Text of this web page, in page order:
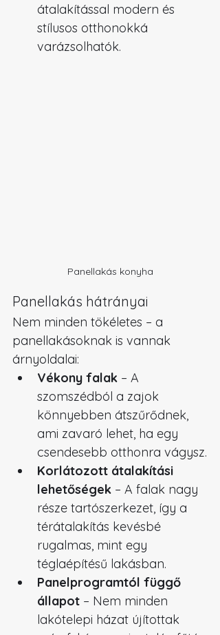
átalakítással modern és
stílusos otthonokká
varázsolhatók.
Panellakás konyha
Panellakás hátrányai
Nem minden tökéletes – a
panellakásoknak is vannak
árnyoldalai:
Vékony falak – A
szomszédból a zajok
könnyebben átszűrődnek,
ami zavaró lehet, ha egy
csendesebb otthonra vágysz.
Korlátozott átalakítási
lehetőségek – A falak nagy
része tartószerkezet, így a
térátalakítás kevésbé
rugalmas, mint egy
téglaépítésű lakásban.
Panelprogramtól függő
állapot – Nem minden
lakótelepi házat újítottak